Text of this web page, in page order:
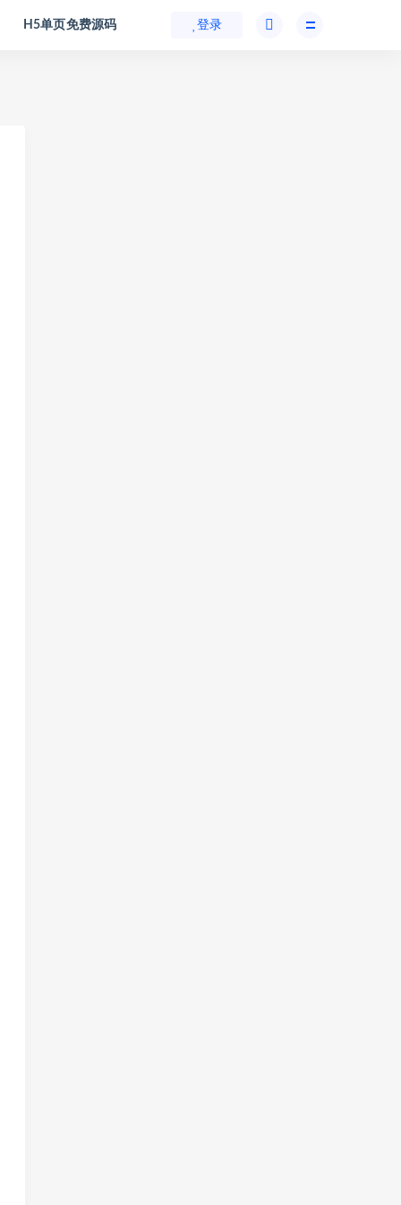
H5单页免费源码 登录